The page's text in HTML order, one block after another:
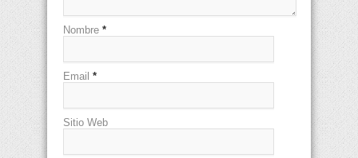
Nombre *
Email *
Sitio Web